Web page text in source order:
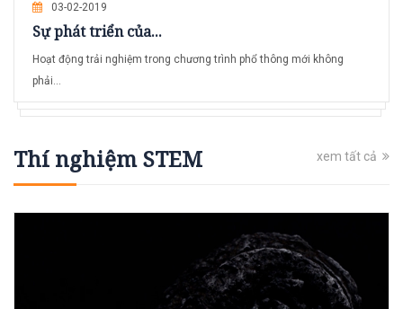
03-02-2019
Sự phát triển của...
Hoạt động trải nghiệm trong chương trình phổ thông mới không
phải...
Thí nghiệm STEM xem tất cả